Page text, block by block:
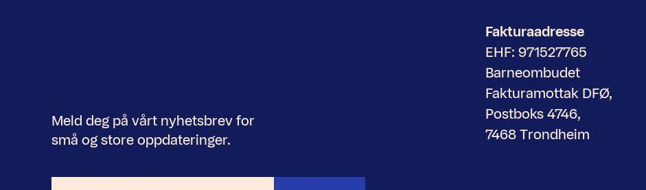
Meld deg på vårt nyhetsbrev for
små og store oppdateringer.
Fakturaadresse
EHF: 971527765
Barneombudet
Fakturamottak DFØ,
Postboks 4746,
7468 Trondheim